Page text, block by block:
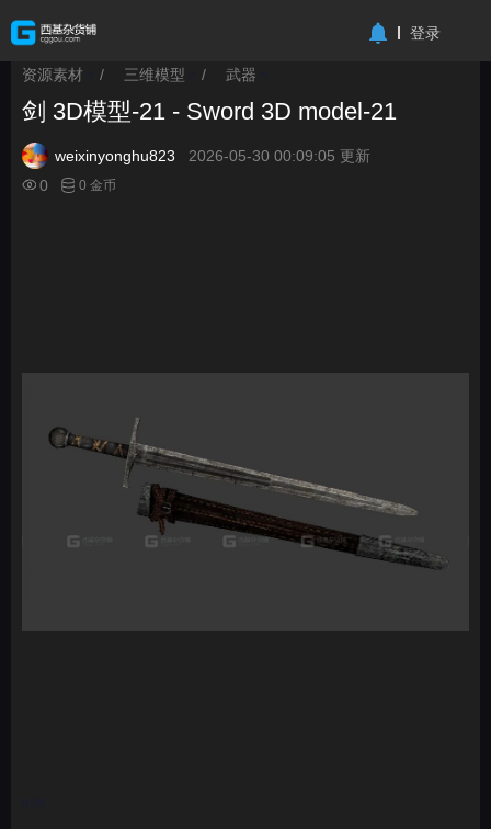
登录
资源素材 / 三维模型 / 武器
剑 3D模型-21 - Sword 3D model-21
weixinyonghu823
2026-05-30 00:09:05 更新
0
0 金币